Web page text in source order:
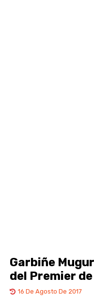
Garbiñe
del Premier
16 De Agosto De 2017